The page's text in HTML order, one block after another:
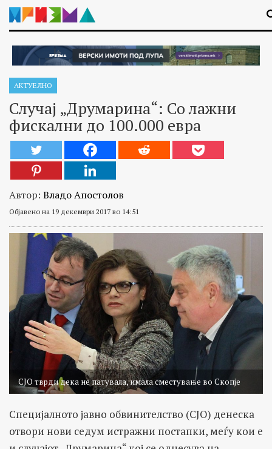
АКТУЕЛНО
Случај „Друмарина“: Со лажни
фискални до 100.000 евра
Автор: Владо Апостолов
Објавено на 19 декември 2017 во 14:51
СЈО тврди дека не патувала, имала сместување во Скопје
Специјалното јавно обвинителство (СЈО) денеска
отвори нови седум истражни постапки, меѓу кои е